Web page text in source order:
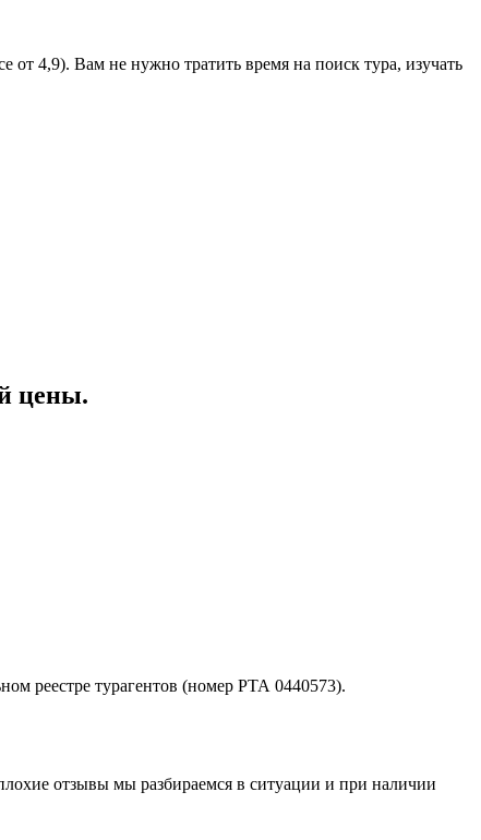
4,9). Вам не нужно тратить время на поиск тура, изучать
цены.
реестре турагентов (номер РТА 0440573).
отзывы мы разбираемся в ситуации и при наличии